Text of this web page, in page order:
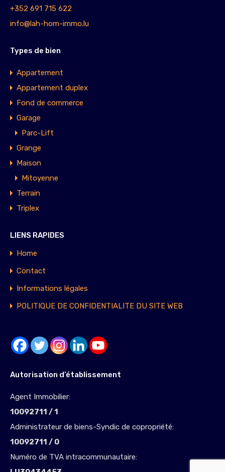
+352 691 715 622
info@lah-hom-immo.lu
Types de bien
Appartement
Appartement duplex
Fond de commerce
Garage
Parc-Lift
Grange
Maison
Mitoyenne
Terrain
Triplex
LIENS RAPIDES
Home
Contact
Informations légales
POLITIQUE DE CONFIDENTIALITE DU SITE WEB
Autorisation d’établissement
Agent Immobilier:
10092711 / 1
Administrateur de biens-Syndic de copropriété:
10092711 / 0
Numéro de TVA intracommunautaire: